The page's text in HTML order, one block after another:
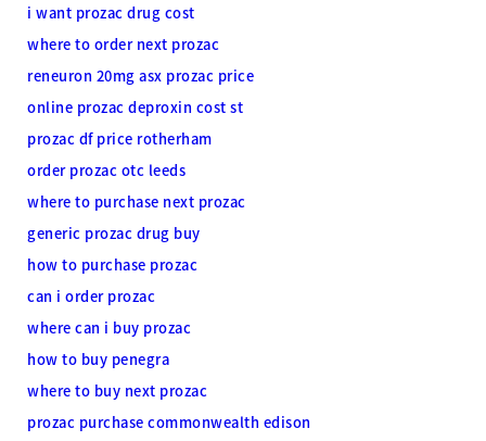
i want prozac drug cost
where to order next prozac
reneuron 20mg asx prozac price
online prozac deproxin cost st
prozac df price rotherham
order prozac otc leeds
where to purchase next prozac
generic prozac drug buy
how to purchase prozac
can i order prozac
where can i buy prozac
how to buy penegra
where to buy next prozac
prozac purchase commonwealth edison